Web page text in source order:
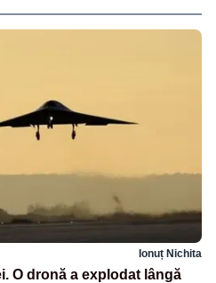
Ionuț Nichita
O dronă a explodat lângă